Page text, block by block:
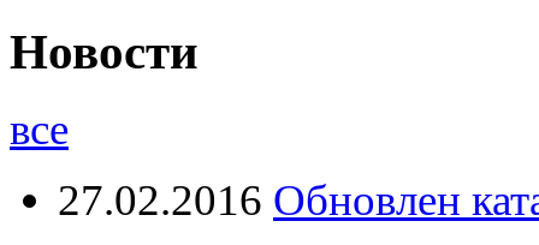
Новости
все
27.02.2016 Обновлен